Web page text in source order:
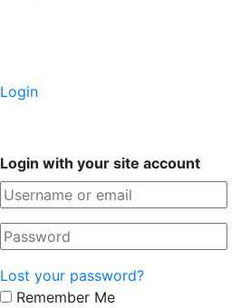
Login
Login with your site account
Lost your password?
Remember Me